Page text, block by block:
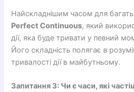
Найскладнішим часом для
Perfect Continuous, який
дії, яка буде тривати у певний
Його складність полягає в
тривалості дії в майбутньому.
Запитання 3: Чи є часи, які